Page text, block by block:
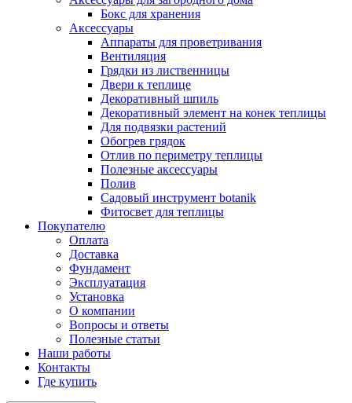
Бокс для хранения
Аксессуары
Аппараты для проветривания
Вентиляция
Грядки из лиственницы
Двери к теплице
Декоративный шпиль
Декоративный элемент на конек теплицы
Для подвязки растений
Обогрев грядок
Отлив по периметру теплицы
Полезные аксессуары
Полив
Садовый инструмент botanik
Фитосвет для теплицы
Покупателю
Оплата
Доставка
Фундамент
Эксплуатация
Установка
О компании
Вопросы и ответы
Полезные статьи
Наши работы
Контакты
Где купить